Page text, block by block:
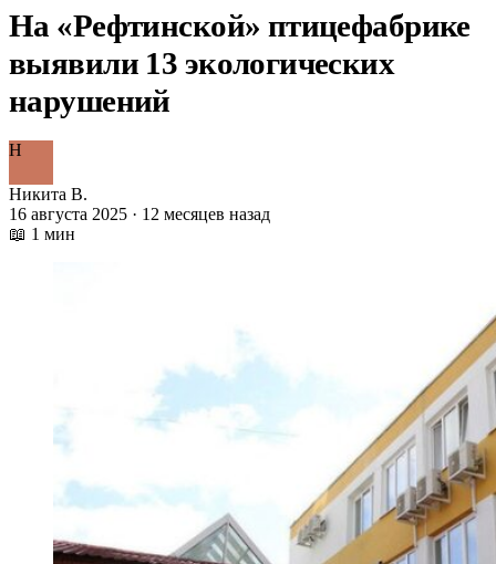
На «Рефтинской» птицефабрике
выявили 13 экологических
нарушений
Н
Никита В.
16 августа 2025 · 12 месяцев назад
📖 1 мин